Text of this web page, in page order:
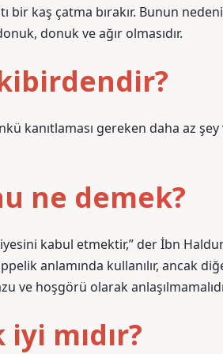
kaş çatma bırakır. Bunun
donuk ve ağır olmasıdır.
kanıtlaması gereken daha az şey
ne demek?
kabul etmektir,” der İbn
anlamında kullanılır, ancak
ve hoşgörü olarak
mıdır?